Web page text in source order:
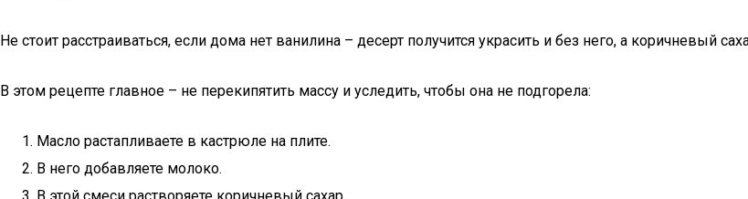
Не стоит расстраиваться, если дома нет ванилина – десерт получится украсить и без него, а коричневый
В этом рецепте главное – не перекипятить массу и уследить, чтобы она не подгорела:
Масло растапливаете в кастрюле на плите.
В него добавляете молоко.